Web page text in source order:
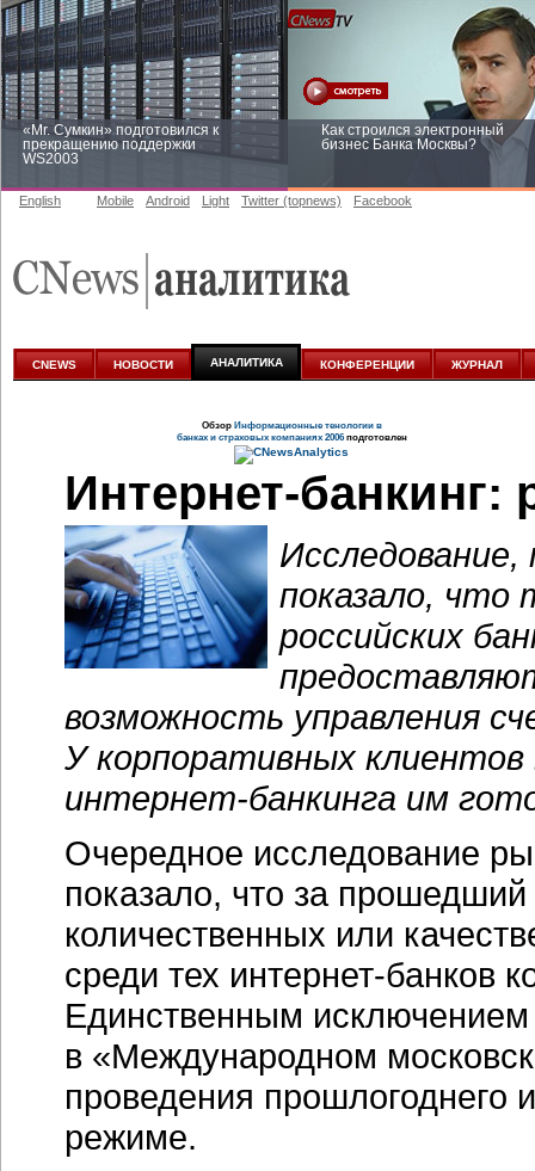
«Mr. Сумкин» подготовился к
прекращению поддержки
WS2003
Как строился электронный
бизнес Банка Москвы?
аналитике
English Mobile Android Light Twitter (topnews) Facebook
CNEWS НОВОСТИ АНАЛИТИКА КОНФЕРЕНЦИИ ЖУРНАЛ
Обзор Информационные тенологии в
банках и страховых компаниях 2006подготовлен
Интернет-банкинг:
Исследование,
показало, что
российских
возможность управления
У корпоративных
интернет-банкинга им
Очередное исследование
показало, что за
количественных или
среди тех интернет-банков
Единственным исключением
в «Международном
проведения прошлогоднего
режиме.